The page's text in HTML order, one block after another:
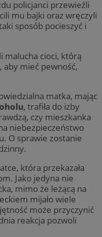
policjanci przewieźli
mu bajki oraz wręczyli
sposób pocieszyć i
cioci, którą
mieć pewność,
matka, mając
, trafiła do izby
czy mieszkanka
niebezpieczeństwo
O sprawie zostanie
która przekazała
Jako jedyna nie
mimo że leżącą na
mijało wiele
może przyczynić
reakcja pozwoli